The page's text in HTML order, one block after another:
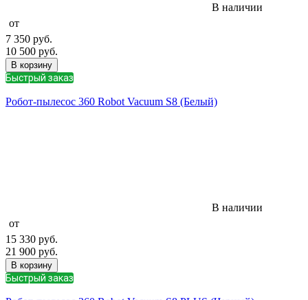
В наличии
от
7 350 руб.
10 500 руб.
В корзину
Быстрый заказ
Робот-пылесос 360 Robot Vacuum S8 (Белый)
В наличии
от
15 330 руб.
21 900 руб.
В корзину
Быстрый заказ